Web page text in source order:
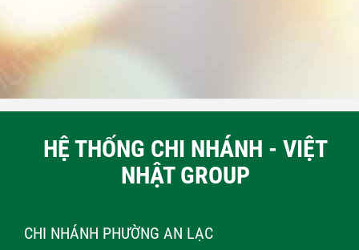
HỆ THỐNG CHI NHÁNH - VIỆT
NHẬT GROUP
CHI NHÁNH PHƯỜNG AN LẠC